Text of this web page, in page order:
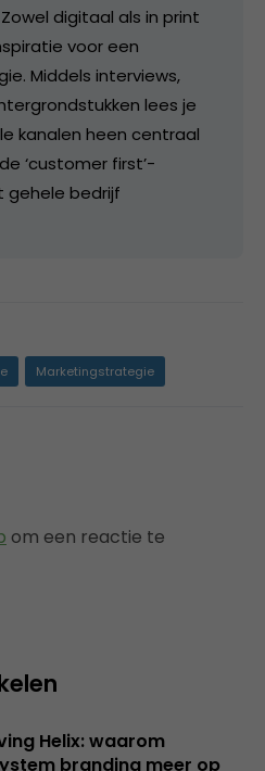
digitaal als in print
voor een
Middels interviews,
lees je
kanalen heen centraal
‘customer first’-
gehele bedrijf
Marketingstrategie
om een reactie te
Helix: waarom
branding meer op